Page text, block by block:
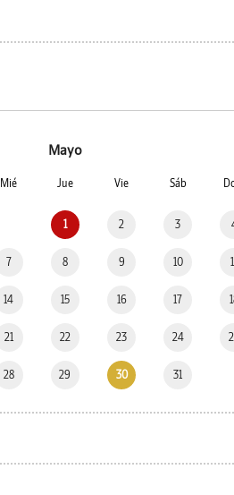
Mayo
Mié Jue Vie Sáb
1 2 3
7 8 9 10
14 15 16 17
21 22 23 24
28 29 30 31